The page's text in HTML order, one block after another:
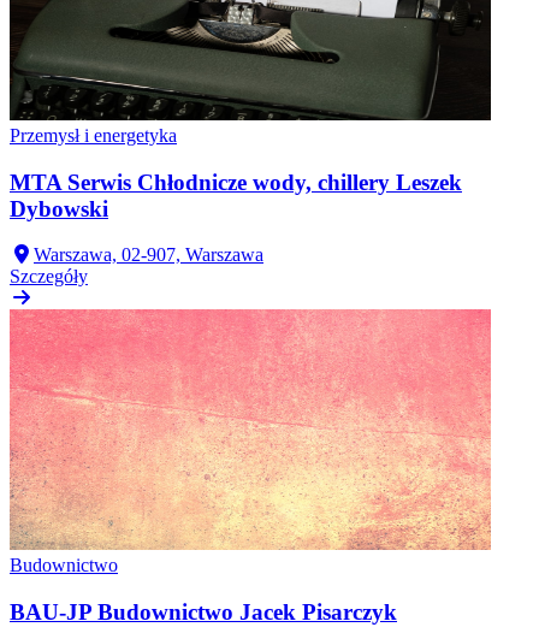
Przemysł i energetyka
MTA Serwis Chłodnicze wody, chillery Leszek
Dybowski
Warszawa, 02-907, Warszawa
Szczegóły
Budownictwo
BAU-JP Budownictwo Jacek Pisarczyk